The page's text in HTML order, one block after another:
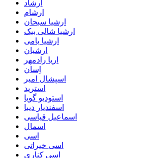
ارشاد
ارشام
ارشیا سبحان
ارشیا شالی بیک
ارشیا یامی
ارشیان
اریا رادمهر
اِسان
اسپشال امیر
استرید
استودیو گویا
اسفندیار دیبا
اسماعیل قیاسی
اسمال
اسی
اسی خیراتی
اسی کناری